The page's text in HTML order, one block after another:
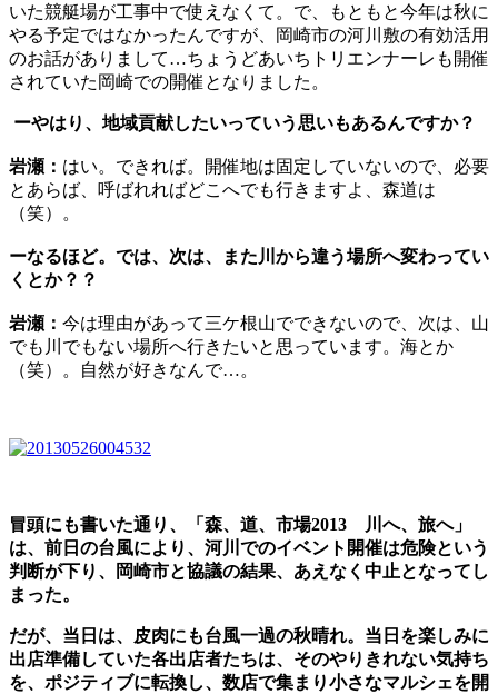
いた競艇場が工事中で使えなくて。で、もともと今年は秋に
やる予定ではなかったんですが、岡崎市の河川敷の有効活用
のお話がありまして…ちょうどあいちトリエンナーレも開催
されていた岡崎での開催となりました。
ーやはり、地域貢献したいっていう思いもあるんですか？
岩瀬： はい。できれば。開催地は固定していないので、必要
とあらば、呼ばれればどこへでも行きますよ、森道は
（笑）。
ーなるほど。では、次は、また川から違う場所へ変わってい
くとか？？
岩瀬： 今は理由があって三ケ根山でできないので、次は、山
でも川でもない場所へ行きたいと思っています。海とか
（笑）。自然が好きなんで…。
冒頭にも書いた通り、「森、道、市場2013 川へ、旅へ」
は、前日の台風により、河川でのイベント開催は危険という
判断が下り、岡崎市と協議の結果、あえなく中止となってし
まった。
だが、当日は、皮肉にも台風一過の秋晴れ。当日を楽しみに
出店準備していた各出店者たちは、そのやりきれない気持ち
を、ポジティブに転換し、数店で集まり小さなマルシェを開